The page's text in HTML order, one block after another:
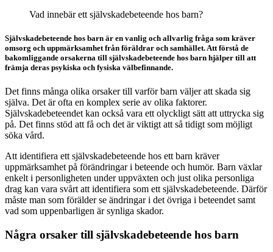
Vad innebär ett självskadebeteende hos barn?
Självskadebeteende hos barn är en vanlig och allvarlig fråga som kräver
omsorg och uppmärksamhet från föräldrar och samhället. Att förstå de
bakomliggande orsakerna till självskadebeteende hos barn hjälper till att
främja deras psykiska och fysiska välbefinnande.
Det finns många olika orsaker till varför barn väljer att skada sig
själva. Det är ofta en komplex serie av olika faktorer.
Självskadebeteendet kan också vara ett olyckligt sätt att uttrycka sig
på. Det finns stöd att få och det är viktigt att så tidigt som möjligt
söka vård.
Att identifiera ett självskadebeteende hos ett barn kräver
uppmärksamhet på förändringar i beteende och humör. Barn växlar
enkelt i personligheten under uppväxten och just olika personliga
drag kan vara svårt att identifiera som ett självskadebeteende. Därför
måste man som förälder se ändringar i det övriga i beteendet samt
vad som uppenbarligen är synliga skador.
Några orsaker till självskadebeteende hos barn